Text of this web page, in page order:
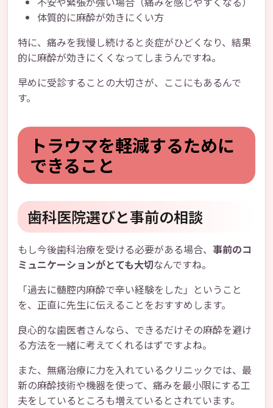
体質的に麻酔が効きにくい方
特に、痛みを我慢し続けると炎症がひどくなり、結果
的に麻酔が効きにくくなってしまうんですね。
早めに受診することの大切さが、ここにもあるんで
す。
トラウマを軽減するために
できること
歯科医院選びと事前の相談
もし今後歯科治療を受ける必要がある場合、 事前のコ
ミュニケーションがとても大切なんですね。
「過去に髄腔内麻酔で辛い経験をした」ということ
を、正直に先生に伝えることをおすすめします。
良心的な歯医者さんなら、できるだけその麻酔を避け
る方法を一緒に考えてくれるはずですよね。
また、無痛治療に力を入れているクリニックでは、最
新の麻酔技術や機器を使って、痛みを最小限にする工
夫をしているところも増えているとされています。